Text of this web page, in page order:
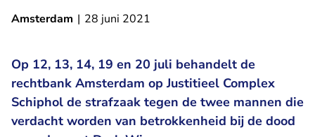
Amsterdam | 28 juni 2021
Op 12, 13, 14, 19 en 20 juli behandelt de
rechtbank Amsterdam op Justitieel Complex
Schiphol de strafzaak tegen de twee mannen die
verdacht worden van betrokkenheid bij de dood